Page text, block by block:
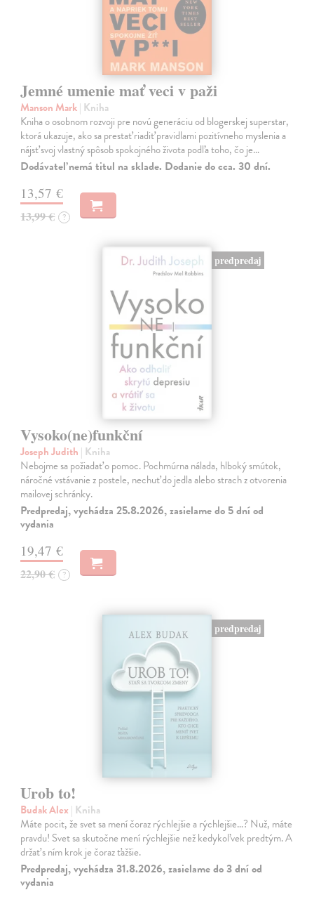
Jemné umenie mať veci v paži
Manson Mark| Kniha
Kniha o osobnom rozvoji pre novú generáciu od blogerskej superstar,
ktorá ukazuje, ako sa prestať riadiť pravidlami pozitívneho myslenia a
nájsť svoj vlastný spôsob spokojného života podľa toho, čo je…
Dodávateľ nemá titul na sklade. Dodanie do cca. 30 dní.
13,57 €
13,99 € ?
predpredaj
Vysoko(ne)funkční
Joseph Judith | Kniha
Nebojme sa požiadať o pomoc. Pochmúrna nálada, hlboký smútok,
náročné vstávanie z postele, nechuť do jedla alebo strach z otvorenia
mailovej schránky.
Predpredaj, vychádza 25.8.2026, zasielame do 5 dní od
vydania
19,47 €
22,90 € ?
predpredaj
Urob to!
Budak Alex | Kniha
Máte pocit, že svet sa mení čoraz rýchlejšie a rýchlejšie…? Nuž, máte
pravdu! Svet sa skutočne mení rýchlejšie než kedykoľvek predtým. A
držať s ním krok je čoraz ťažšie.
Predpredaj, vychádza 31.8.2026, zasielame do 3 dní od
vydania